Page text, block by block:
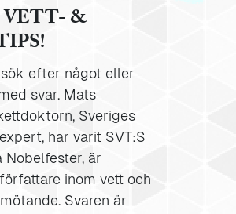
VETT- &
efter något eller
svar. Mats
Sveriges
har varit SVT:S
är
inom vett och
Svaren är